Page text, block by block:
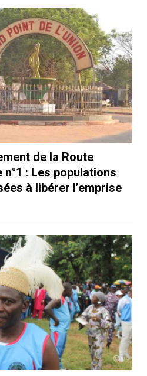
de la Route
n°1 : Les populations
à libérer l’emprise